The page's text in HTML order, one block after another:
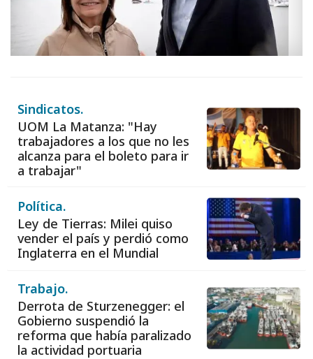
Sindicatos.
UOM La Matanza: "Hay
trabajadores a los que no les
alcanza para el boleto para ir
a trabajar"
Política.
Ley de Tierras: Milei quiso
vender el país y perdió como
Inglaterra en el Mundial
Trabajo.
Derrota de Sturzenegger: el
Gobierno suspendió la
reforma que había paralizado
la actividad portuaria